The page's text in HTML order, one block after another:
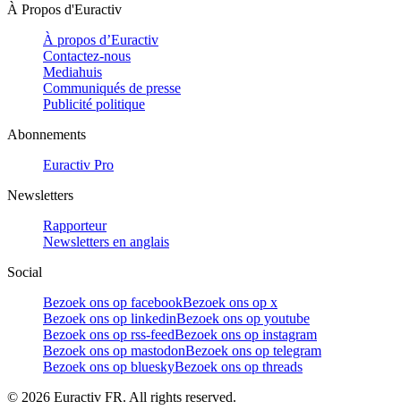
À Propos d'Euractiv
À propos d’Euractiv
Contactez-nous
Mediahuis
Communiqués de presse
Publicité politique
Abonnements
Euractiv Pro
Newsletters
Rapporteur
Newsletters en anglais
Social
Bezoek ons op facebookBezoek ons op x
Bezoek ons op linkedinBezoek ons op youtube
Bezoek ons op rss-feedBezoek ons op instagram
Bezoek ons op mastodonBezoek ons op telegram
Bezoek ons op blueskyBezoek ons op threads
© 2026 Euractiv FR. All rights reserved.